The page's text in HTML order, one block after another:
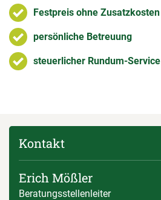
Festpreis ohne Zusatzkosten
persönliche Betreuung
steuerlicher Rundum-Service
Kontakt
Erich Mößler
Beratungsstellenleiter